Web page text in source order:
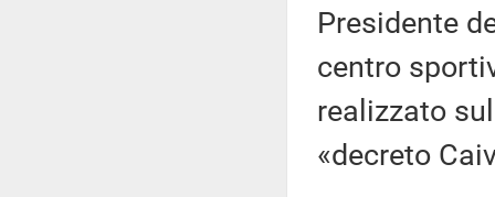
Presidente
centro
realizzato
«decreto